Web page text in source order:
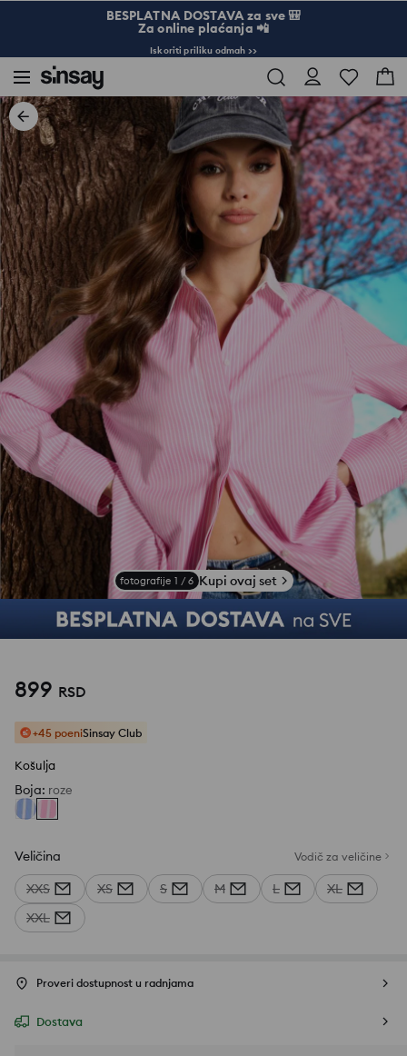
BESPLATNA DOSTAVA za sve 🎒
Za online plaćanja 📲
Iskoriti priliku odmah >>
fotografije 1 / 6 Kupi ovaj set
899 RSD
+45 poeniSinsay Club
Košulja
Boja: roze
Veličina Vodič za veličine
XXS XS S M L
XL
XXL
Proveri dostupnost u radnjama
Dostava